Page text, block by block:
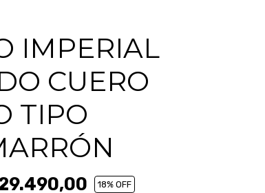
IMPERIAL
CUERO
TIPO
18% OFF